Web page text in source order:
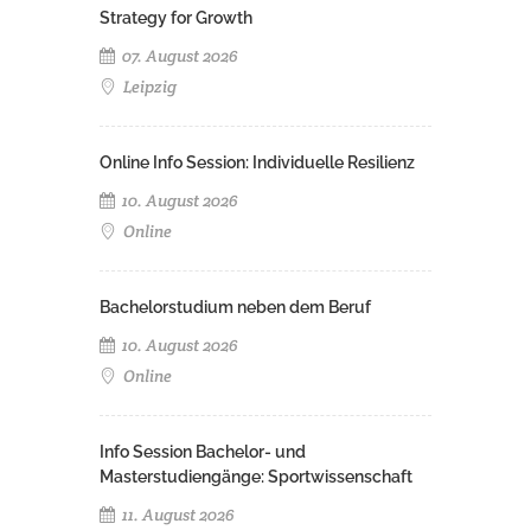
Strategy for Growth
07. August 2026
Leipzig
Online Info Session: Individuelle Resilienz
10. August 2026
Online
Bachelorstudium neben dem Beruf
10. August 2026
Online
Info Session Bachelor- und
Masterstudiengänge: Sportwissenschaft
11. August 2026